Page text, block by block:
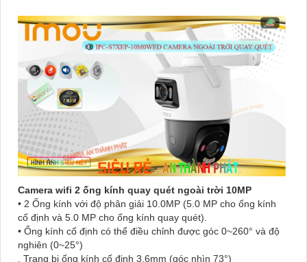
Camera wifi 2 ống kính quay quét ngoài trời 10MP
• 2 Ống kính với độ phân giải 10.0MP (5.0 MP cho ống kính
cố định và 5.0 MP cho ống kính quay quét).
• Ống kính cố định có thể điều chỉnh được góc 0~260° và độ
nghiên (0~25°)
. Trang bị ống kính cố định 3.6mm (góc nhìn 73°)